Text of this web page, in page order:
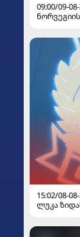
09:00/09-
15:02/08-
ლუკა